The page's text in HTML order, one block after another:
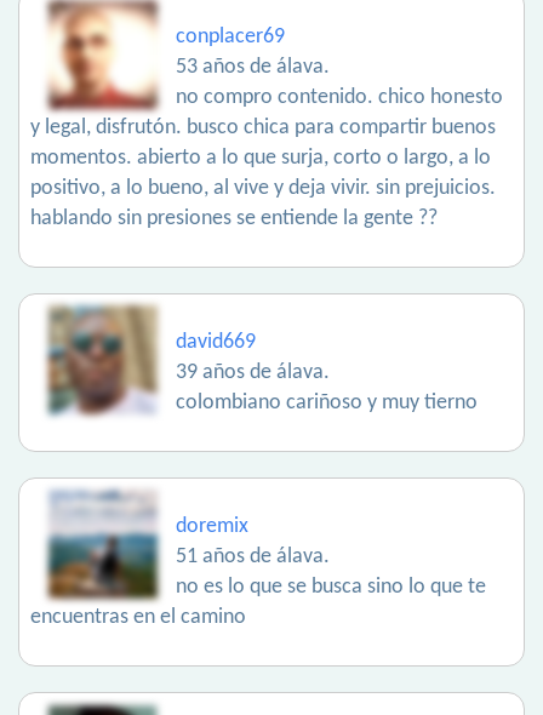
conplacer69
53 años de álava.
no compro contenido. chico honesto
y legal, disfrutón. busco chica para compartir buenos
momentos. abierto a lo que surja, corto o largo, a lo
positivo, a lo bueno, al vive y deja vivir. sin prejuicios.
hablando sin presiones se entiende la gente ??
david669
39 años de álava.
colombiano cariñoso y muy tierno
doremix
51 años de álava.
no es lo que se busca sino lo que te
encuentras en el camino